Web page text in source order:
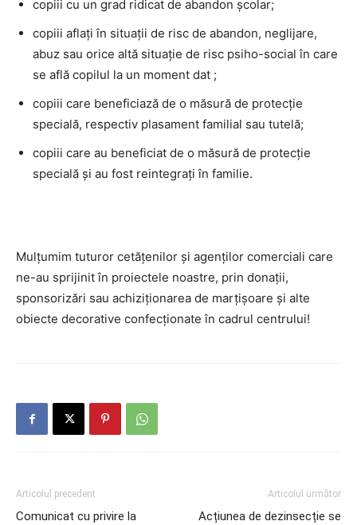
copiii cu un grad ridicat de abandon școlar;
copiii aflați în situații de risc de abandon, neglijare,
abuz sau orice altă situație de risc psiho-social în care
se află copilul la un moment dat ;
copiii care beneficiază de o măsură de protecţie
specială, respectiv plasament familial sau tutelă;
copiii care au beneficiat de o măsură de protecţie
specială şi au fost reintegrați în familie.
Mulțumim tuturor cetățenilor și agenților comerciali care
ne-au sprijinit în proiectele noastre, prin donații,
sponsorizări sau achiziționarea de marțișoare și alte
obiecte decorative confecționate în cadrul centrului!
Articolul precedent
Comunicat cu privire la
Articolul următor
Acțiunea de dezinsecție se